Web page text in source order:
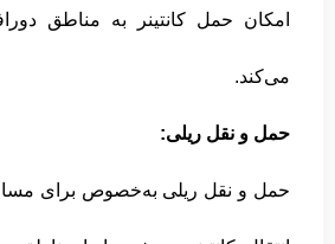
امکان حمل کانتینر به مناطق
می‌کند.
حمل و نقل ریلی:
حمل و نقل ریلی به‌خصوص برای